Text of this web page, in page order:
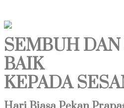
SEMBUH
BAIK
KEPADA